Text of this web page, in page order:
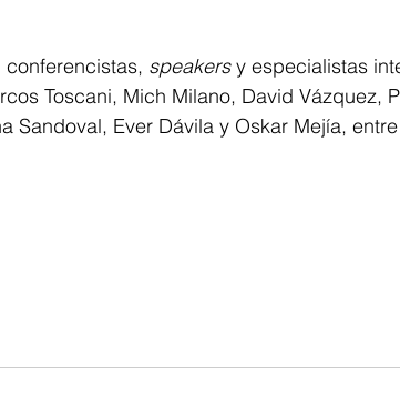
speakers y especialistas
Toscani, Mich Milano, David Vázquez,
Sandoval, Ever Dávila y Oskar Mejía,